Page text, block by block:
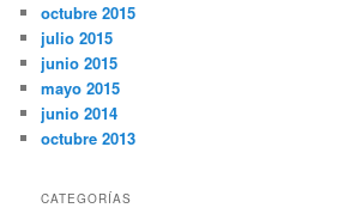
octubre 2015
julio 2015
junio 2015
mayo 2015
junio 2014
octubre 2013
CATEGORÍAS